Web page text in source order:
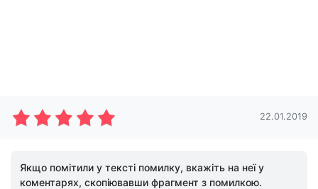
22.01.2019
Якщо помітили у тексті помилку, вкажіть на неї у
коментарях, скопіювавши фрагмент з помилкою.